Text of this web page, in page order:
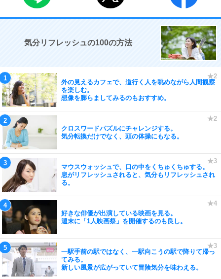
気分リフレッシュの100の方法
外の見えるカフェで、道行く人を眺めながら人間観察
を楽しむ。
想像を膨らましてみるのもおすすめ。
クロスワードパズルにチャレンジする。
気分転換だけでなく、頭の体操にもなる。
マウスウォッシュで、口の中をくちゅくちゅする。
息がリフレッシュされると、気分もリフレッシュされ
る。
好きな俳優が出演している映画を見る。
週末に「1人映画祭」を開催するのも良し。
一駅手前の駅ではなく、一駅向こうの駅で降りて帰っ
てみる。
新しい風景が広がっていて冒険気分を味わえる。